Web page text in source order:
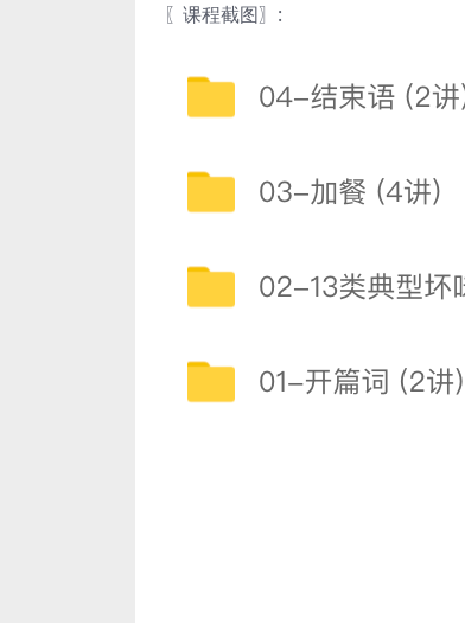
〖课程截图〗 :